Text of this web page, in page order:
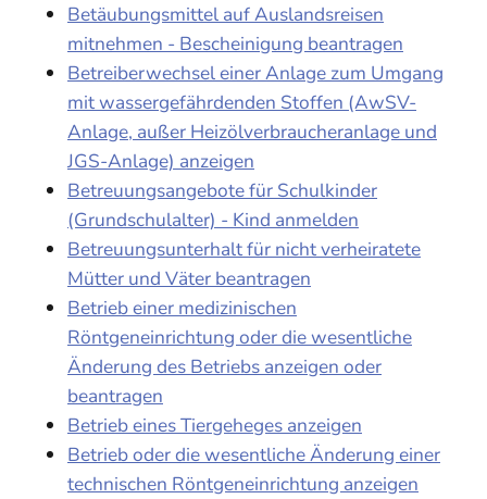
Betäubungsmittel auf Auslandsreisen
mitnehmen - Bescheinigung beantragen
Betreiberwechsel einer Anlage zum Umgang
mit wassergefährdenden Stoffen (AwSV-
Anlage, außer Heizölverbraucheranlage und
JGS-Anlage) anzeigen
Betreuungsangebote für Schulkinder
(Grundschulalter) - Kind anmelden
Betreuungsunterhalt für nicht verheiratete
Mütter und Väter beantragen
Betrieb einer medizinischen
Röntgeneinrichtung oder die wesentliche
Änderung des Betriebs anzeigen oder
beantragen
Betrieb eines Tiergeheges anzeigen
Betrieb oder die wesentliche Änderung einer
technischen Röntgeneinrichtung anzeigen